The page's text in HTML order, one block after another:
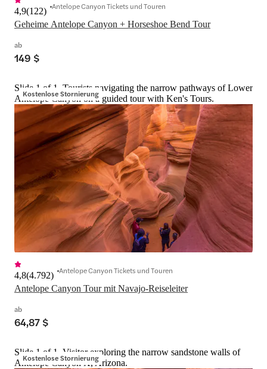
Geheime Antelope Canyon + Horseshoe Bend Tour
4,9(122) Antelope Canyon Tickets und Touren
ab
149 $
Kostenlose Stornierung
Slide 1 of 1, Tourists navigating the narrow pathways of Lower
Antelope Canyon on a guided tour with Ken's Tours.
Antelope Canyon Tour mit Navajo-Reiseleiter
4,8(4.792) Antelope Canyon Tickets und Touren
ab
64,87 $
Kostenlose Stornierung
Slide 1 of 1, Visitor exploring the narrow sandstone walls of
Antelope Canyon X, Arizona.